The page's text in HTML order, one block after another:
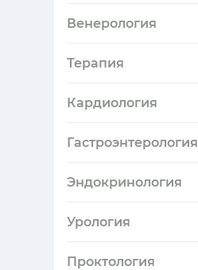
Венерология
Терапия
Кардиология
Гастроэнтерология
Эндокринология
Урология
Проктология